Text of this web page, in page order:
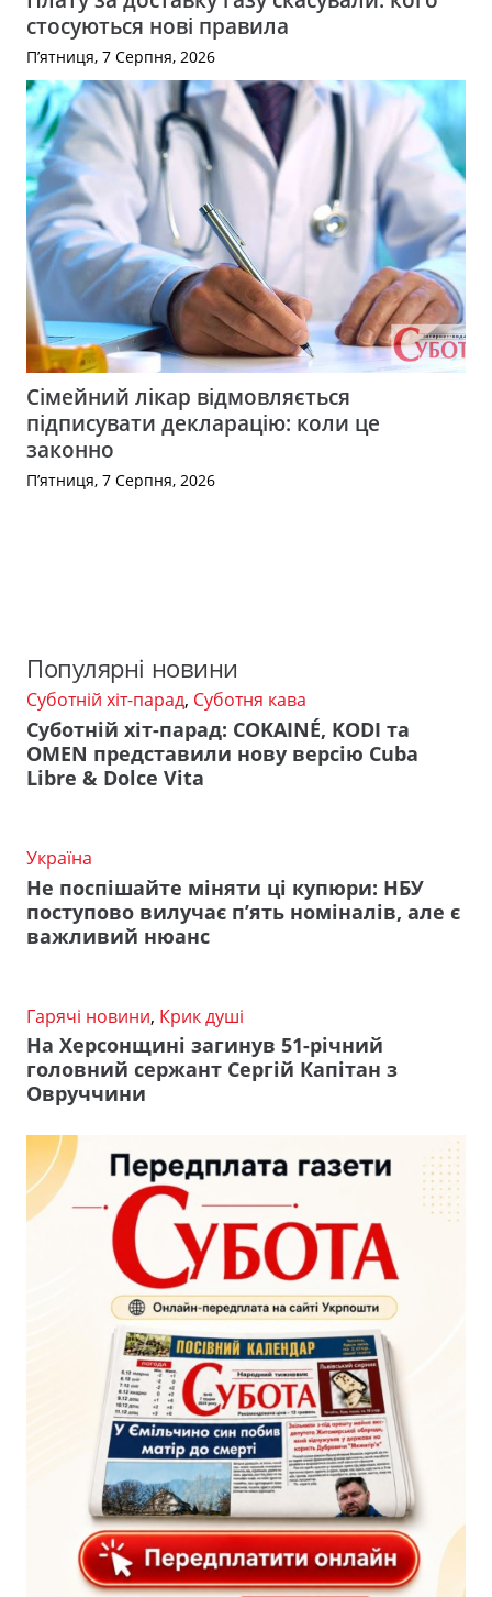
стосуються нові правила
П’ятниця, 7 Серпня, 2026
Сімейний лікар відмовляється
підписувати декларацію: коли це
законно
П’ятниця, 7 Серпня, 2026
Популярні новини
Суботній хіт-парад, Суботня кава
Суботній хіт-парад: COKAINÉ, KODI та
OMEN представили нову версію Cuba
Libre & Dolce Vita
Україна
Не поспішайте міняти ці купюри: НБУ
поступово вилучає п’ять номіналів, але є
важливий нюанс
Гарячі новини, Крик душі
На Херсонщині загинув 51-річний
головний сержант Сергій Капітан з
Овруччини